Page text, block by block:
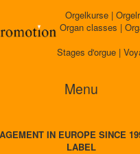
Orgelkurse |
Organ classes |
Stages d'orgue |
Menu
IN EUROPE SINCE
LABEL